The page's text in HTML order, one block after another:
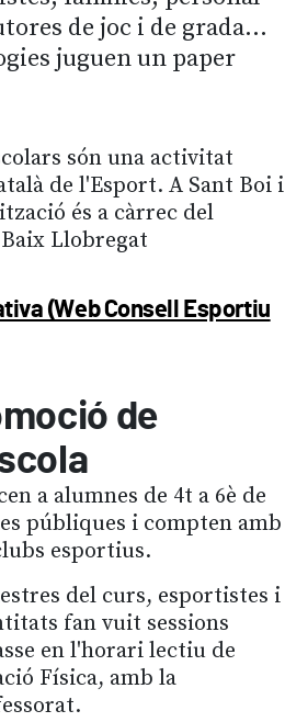
de joc i de grada...
juguen un paper
són una activitat
de l'Esport. A Sant Boi i
és a càrrec del
Llobregat
(Web Consell Esportiu
de
a alumnes de 4t a 6è de
públiques i compten amb
esportius.
del curs, esportistes i
fan vuit sessions
en l'horari lectiu de
Física, amb la